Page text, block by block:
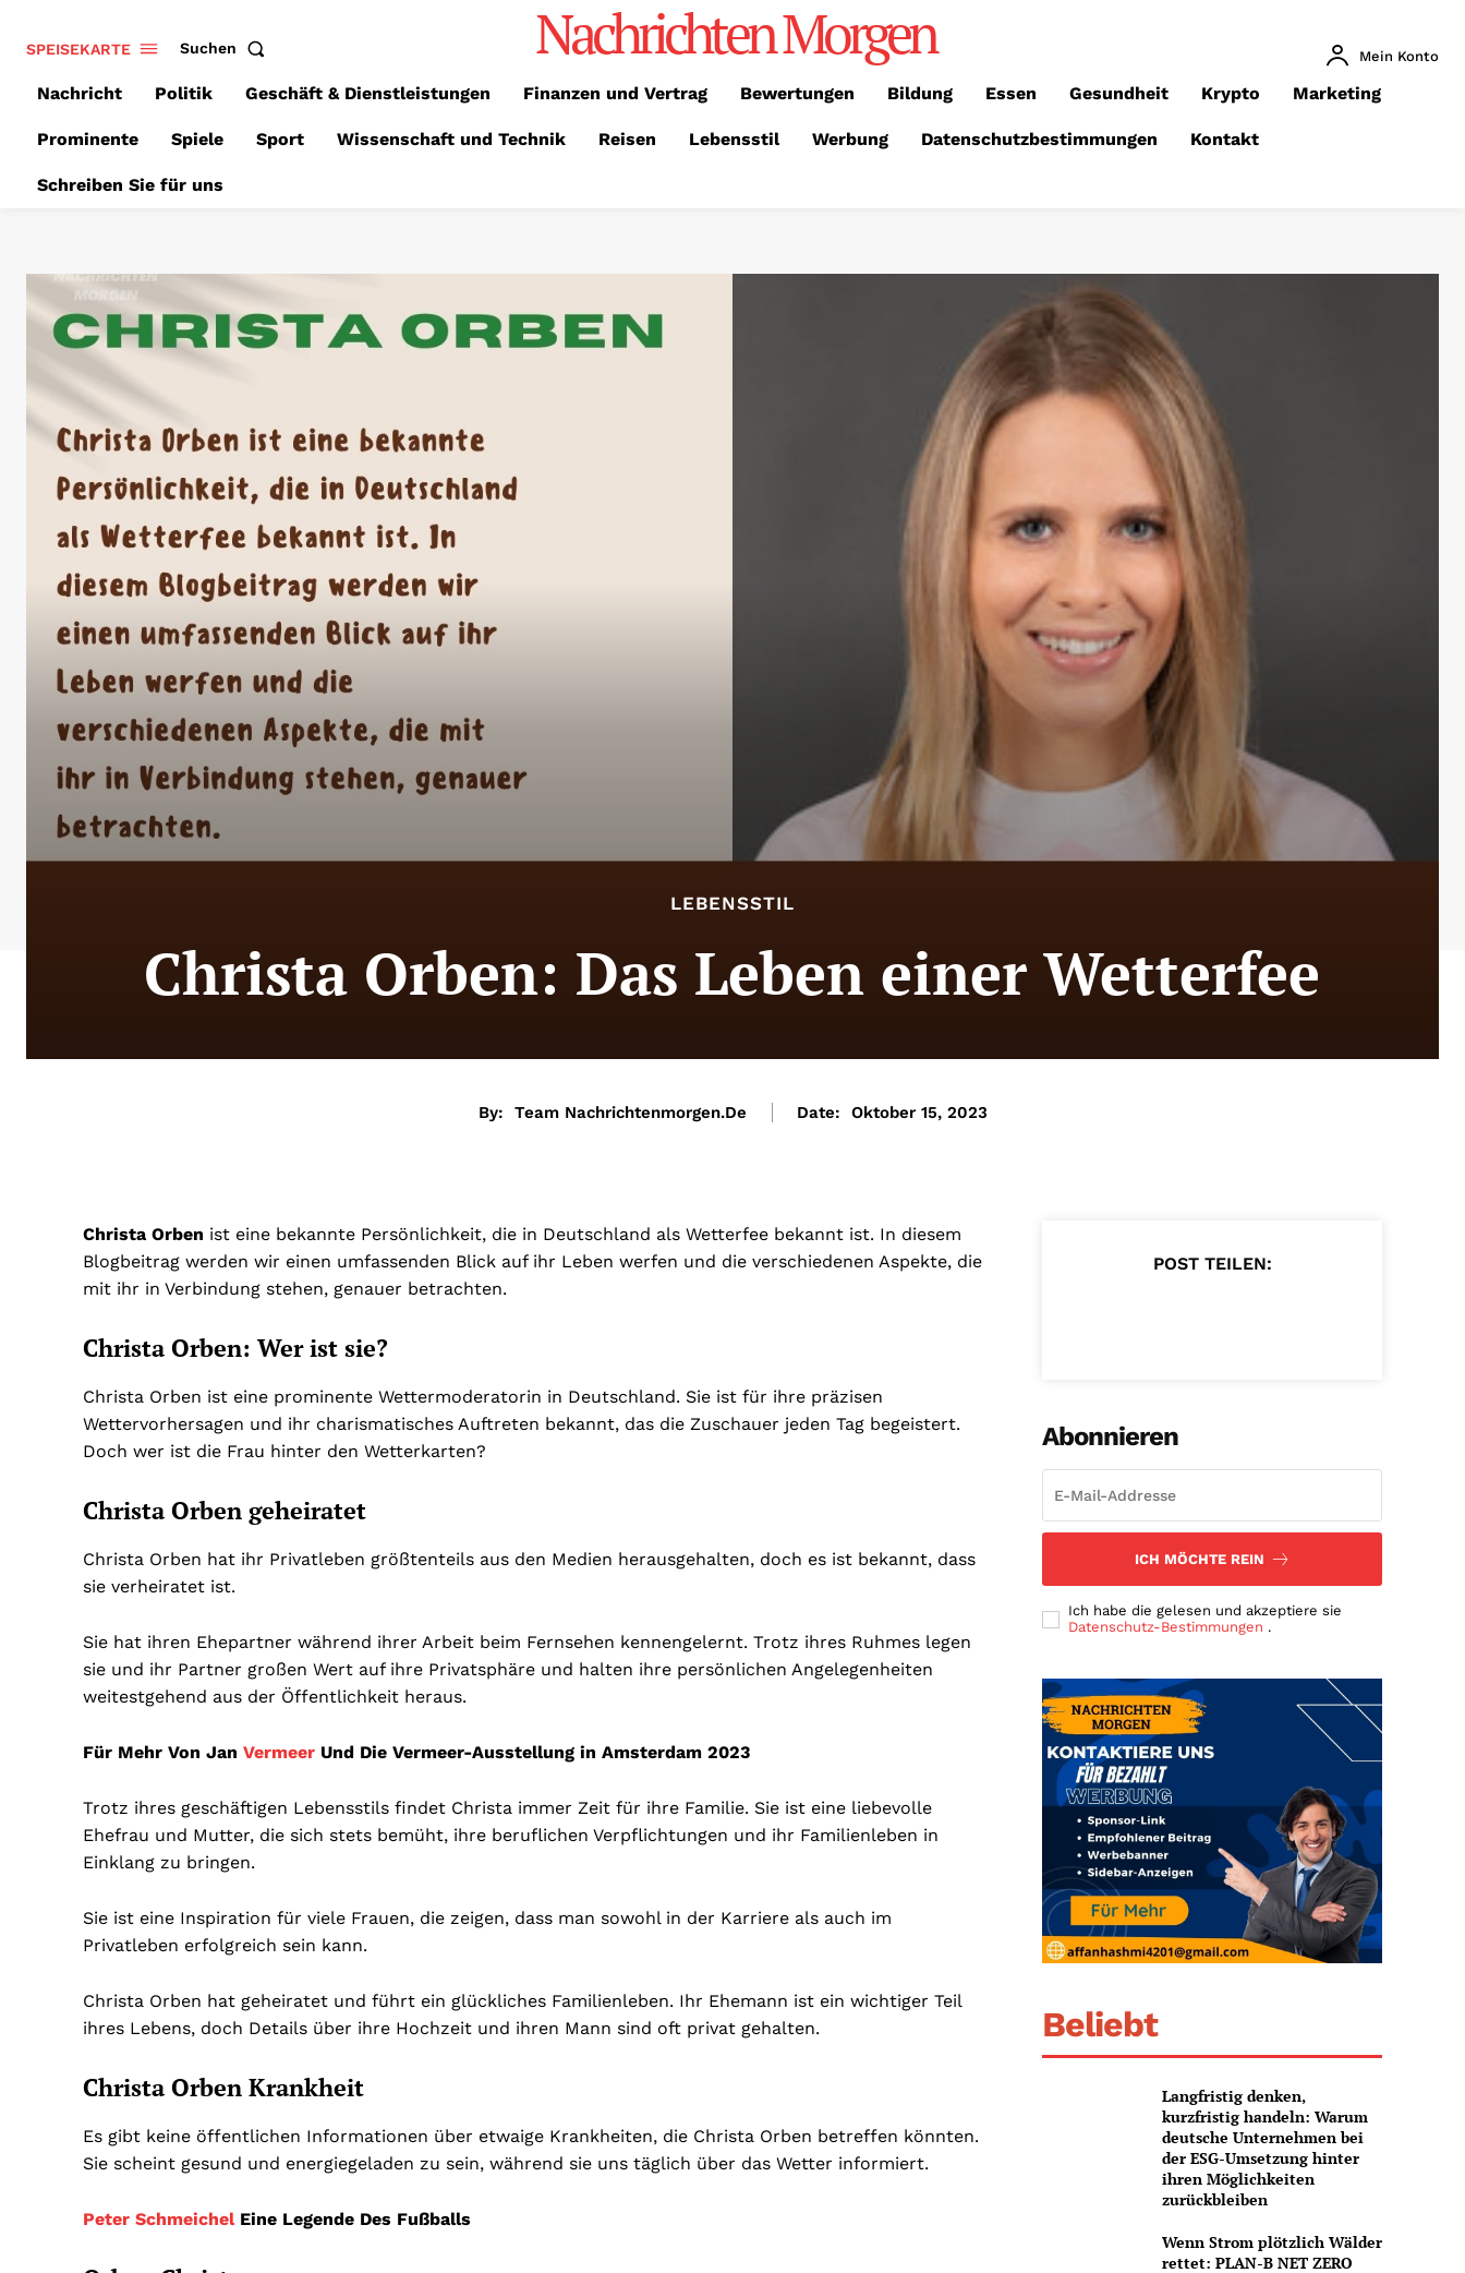
SPEISEKARTE Suchen Nachrichten Morgen Mein Konto
Nachricht Politik Geschäft & Dienstleistungen Finanzen und Vertrag Bewertungen Bildung Essen Gesundheit Krypto Marketing
Prominente Spiele Sport Wissenschaft und Technik Reisen Lebensstil Werbung Datenschutzbestimmungen Kontakt
Schreiben Sie für uns
LEBENSSTIL
Christa Orben: Das Leben einer Wetterfee
By: Team Nachrichtenmorgen.de Date: Oktober 15, 2023
Christa Orben ist eine bekannte Persönlichkeit, die in Deutschland als Wetterfee bekannt ist. In diesem
Blogbeitrag werden wir einen umfassenden Blick auf ihr Leben werfen und die verschiedenen Aspekte, die
mit ihr in Verbindung stehen, genauer betrachten.
Christa Orben: Wer ist sie?
Christa Orben ist eine prominente Wettermoderatorin in Deutschland. Sie ist für ihre präzisen
Wettervorhersagen und ihr charismatisches Auftreten bekannt, das die Zuschauer jeden Tag begeistert.
Doch wer ist die Frau hinter den Wetterkarten?
Christa Orben geheiratet
Christa Orben hat ihr Privatleben größtenteils aus den Medien herausgehalten, doch es ist bekannt, dass
sie verheiratet ist.
Sie hat ihren Ehepartner während ihrer Arbeit beim Fernsehen kennengelernt. Trotz ihres Ruhmes legen
sie und ihr Partner großen Wert auf ihre Privatsphäre und halten ihre persönlichen Angelegenheiten
weitestgehend aus der Öffentlichkeit heraus.
Für Mehr Von Jan Vermeer Und Die Vermeer-Ausstellung in Amsterdam 2023
Trotz ihres geschäftigen Lebensstils findet Christa immer Zeit für ihre Familie. Sie ist eine liebevolle
Ehefrau und Mutter, die sich stets bemüht, ihre beruflichen Verpflichtungen und ihr Familienleben in
Einklang zu bringen.
Sie ist eine Inspiration für viele Frauen, die zeigen, dass man sowohl in der Karriere als auch im
Privatleben erfolgreich sein kann.
Christa Orben hat geheiratet und führt ein glückliches Familienleben. Ihr Ehemann ist ein wichtiger Teil
ihres Lebens, doch Details über ihre Hochzeit und ihren Mann sind oft privat gehalten.
Christa Orben Krankheit
Es gibt keine öffentlichen Informationen über etwaige Krankheiten, die Christa Orben betreffen könnten.
Sie scheint gesund und energiegeladen zu sein, während sie uns täglich über das Wetter informiert.
Peter Schmeichel Eine Legende Des Fußballs
POST TEILEN:
Abonnieren
ICH MÖCHTE REIN
Ich habe die gelesen und akzeptiere sie
Datenschutz-Bestimmungen .
Beliebt
Langfristig denken,
kurzfristig handeln: Warum
deutsche Unternehmen bei
der ESG-Umsetzung hinter
ihren Möglichkeiten
zurückbleiben
Wenn Strom plötzlich Wälder
rettet: PLAN-B NET ZERO